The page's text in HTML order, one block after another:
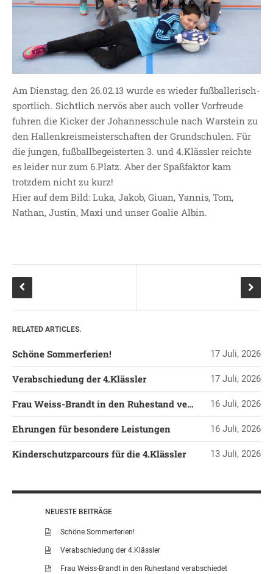
JOHANNESSCHULE
SCHULSOZIALARBEIT
BÜRO
KLASSEN
KLASSE 2 MÖLLMANN
KLASSE 3A LANGENEKE
KLASSE 3B BUDEUS
KLASSE 4 DURRANT
GRUNDSCHULE
GANZTAGSGRUNDSCHULE
KOOPERATIONEN
LINKS
DATENSCHUTZERKLÄRUNG
Am Dienstag, den 26.02.13 wurde es wieder fußballerisch-
sportlich. Sichtlich nervös aber auch voller Vorfreude
fuhren die Kicker der Johannesschule nach Warstein zu
den Hallenkreismeisterschaften der Grundschulen. Für
die jungen, fußballbegeisterten 3. und 4.Klässler reichte
es leider nur zum 6.Platz. Aber der Spaßfaktor kam
trotzdem nicht zu kurz!
Hier auf dem Bild: Luka, Jakob, Giuan, Yannis, Tom,
Nathan, Justin, Maxi und unser Goalie Albin.
RELATED ARTICLES.
Schöne Sommerferien! 17 Juli, 2026
Verabschiedung der 4.Klässler 17 Juli, 2026
Frau Weiss-Brandt in den Ruhestand verabschiedet 16 Juli, 2026
Ehrungen für besondere Leistungen 16 Juli, 2026
Kinderschutzparcours für die 4.Klässler 13 Juli, 2026
NEUESTE BEITRÄGE
Schöne Sommerferien!
Verabschiedung der 4.Klässler
Frau Weiss-Brandt in den Ruhestand verabschiedet